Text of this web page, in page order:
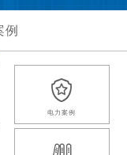
例
电力案例